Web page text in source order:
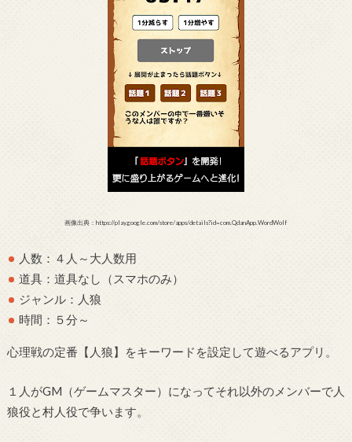
画像出典：https://play.google.com/store/apps/details?id=com.QdanApp.WordWolf
人数：４人～大人数用
道具：道具なし（スマホのみ）
ジャンル：人狼
時間：５分～
心理戦の定番【人狼】をキーワードを設定して遊べるアプリ。
１人がGM（ゲームマスター）になってそれ以外のメンバーで人
狼役と村人役で争います。